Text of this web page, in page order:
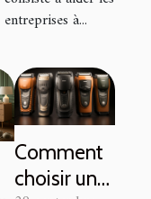
entreprises à...
Comment
choisir une